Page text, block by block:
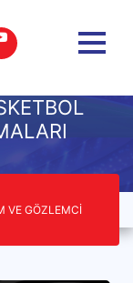
VE GÖZLEMCİ